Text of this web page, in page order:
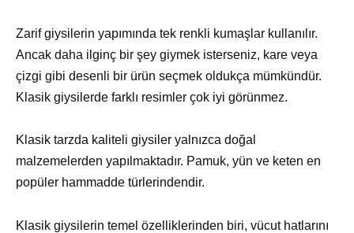
Zarif giysilerin yapımında tek renkli kumaşlar kullanılır.
Ancak daha ilginç bir şey giymek isterseniz, kare veya
çizgi gibi desenli bir ürün seçmek oldukça mümkündür.
Klasik giysilerde farklı resimler çok iyi görünmez.
Klasik tarzda kaliteli giysiler yalnızca doğal
malzemelerden yapılmaktadır. Pamuk, yün ve keten en
popüler hammadde türlerindendir.
Klasik giysilerin temel özelliklerinden biri, vücut hatlarını